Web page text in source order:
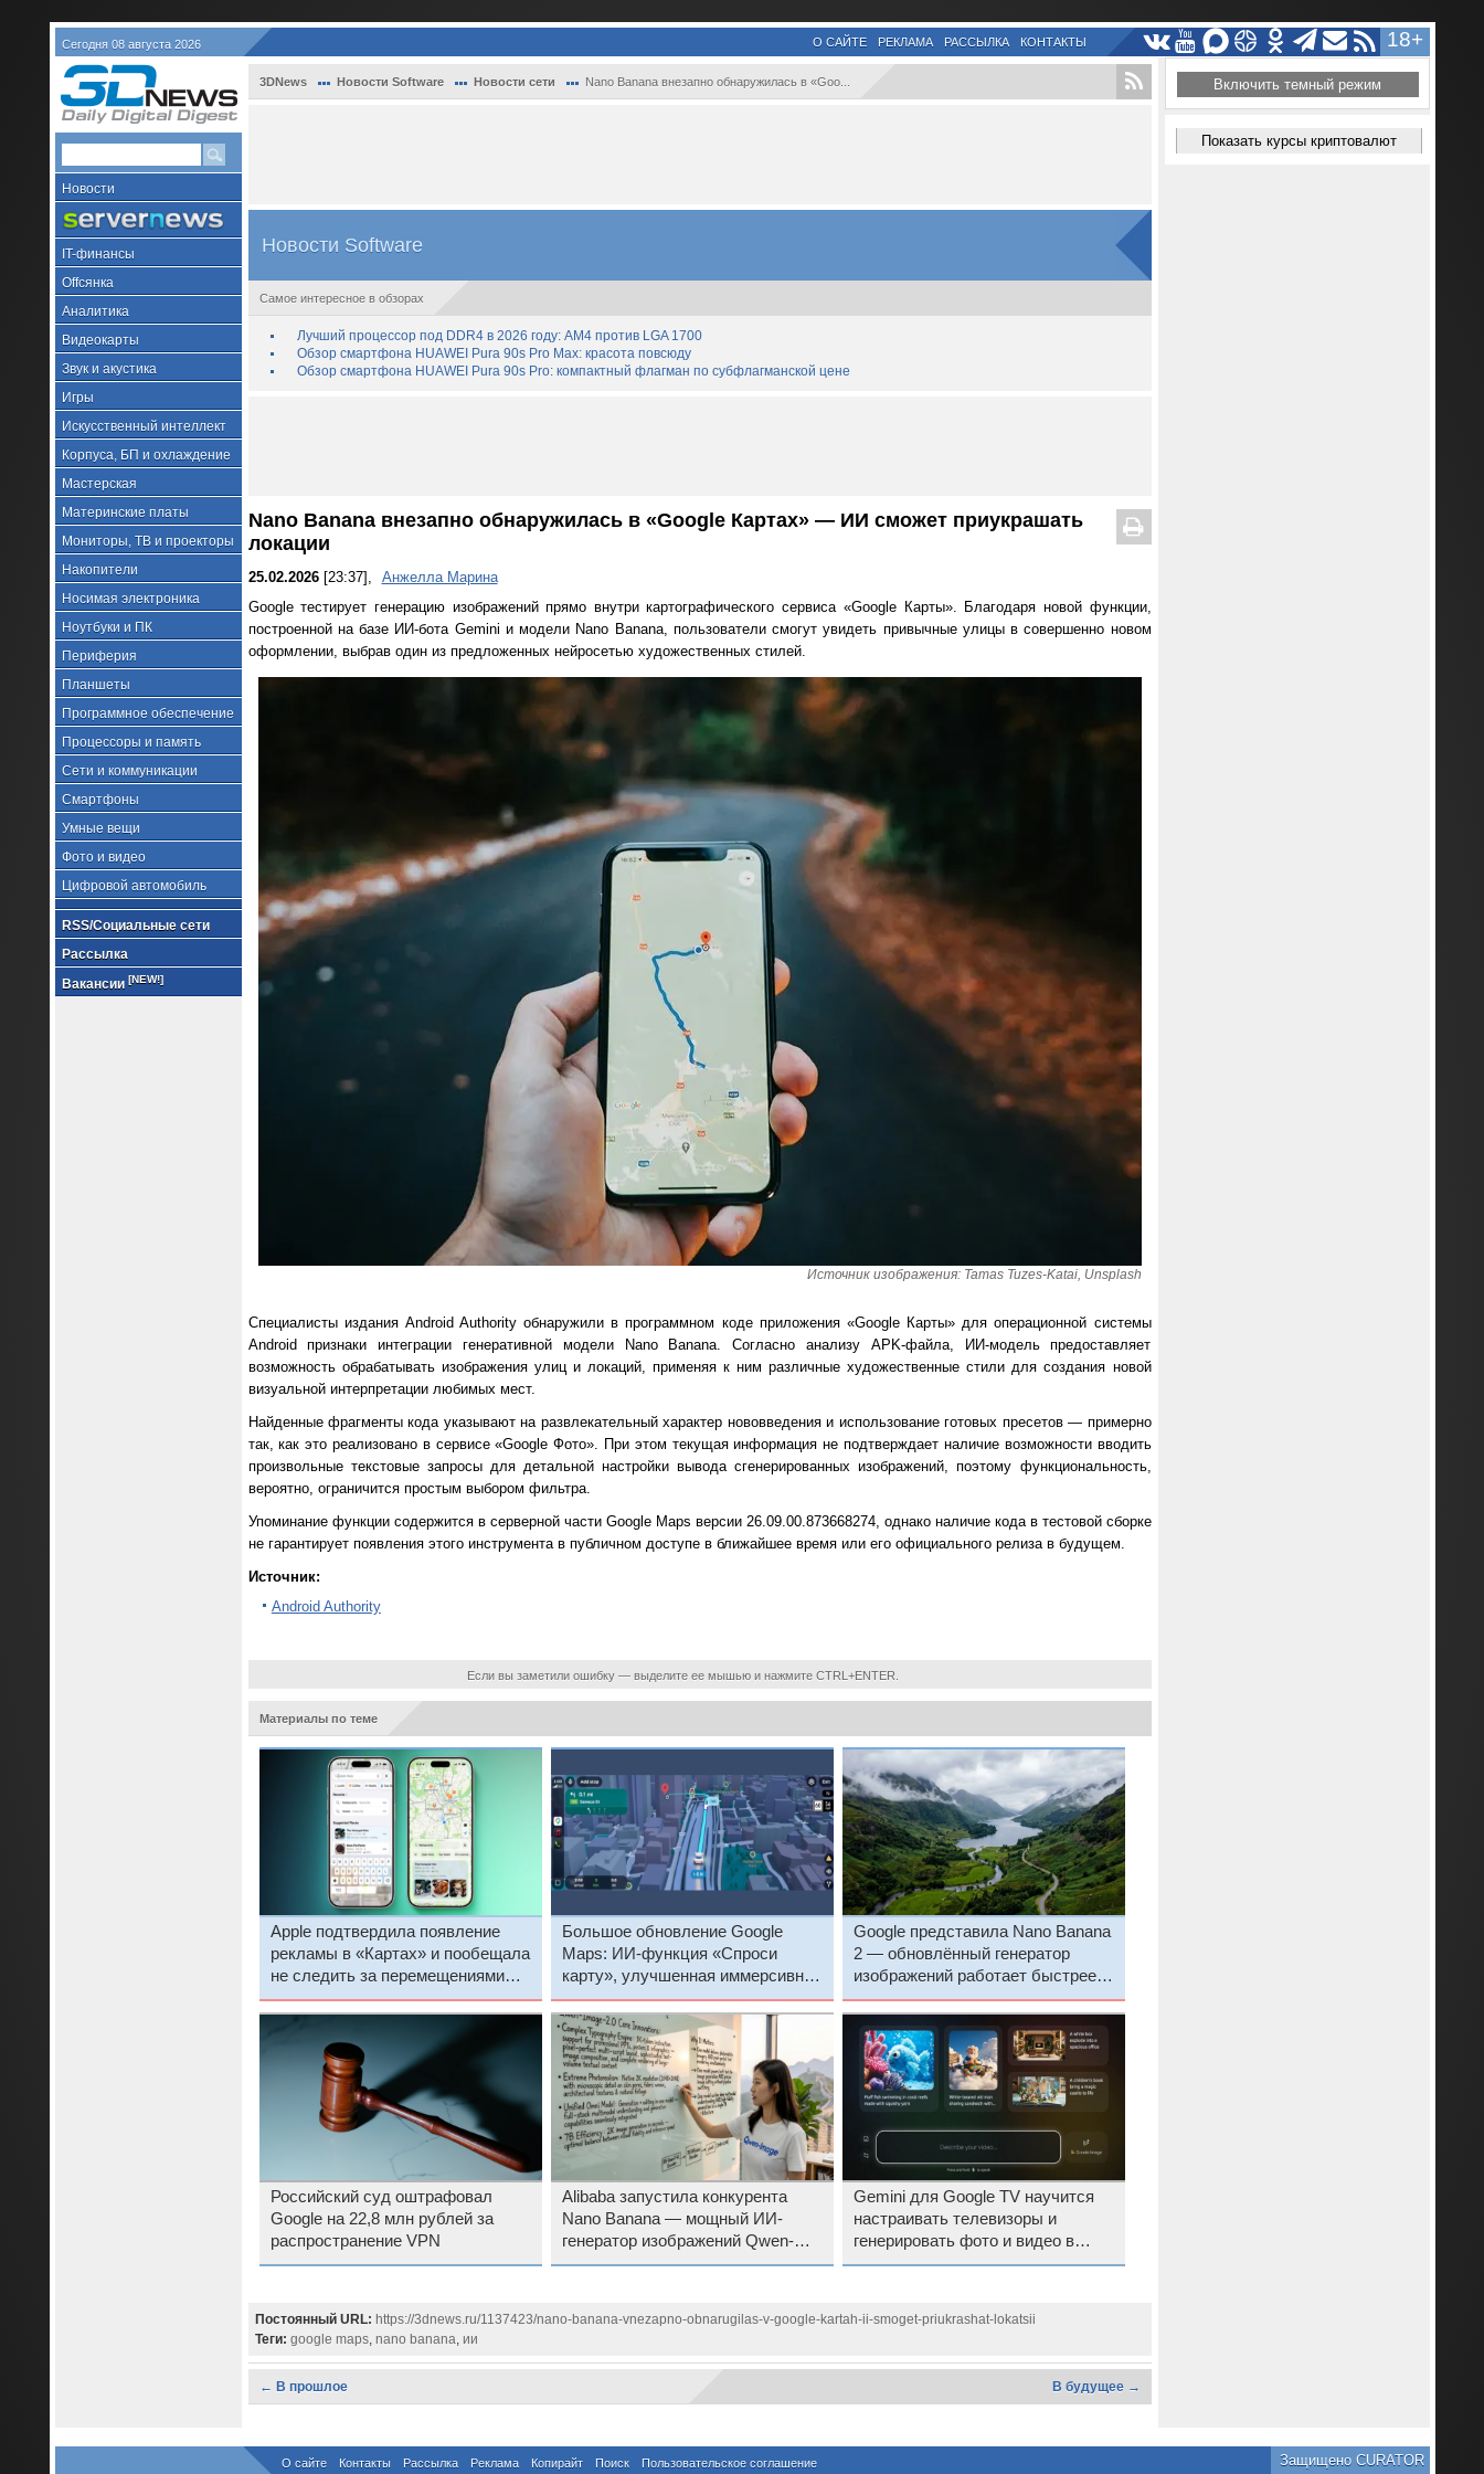
Сегодня 08 августа 2026 18+
О САЙТЕ РЕКЛАМА РАССЫЛКА КОНТАКТЫ
Новости
IT-финансы
Offсянка
Аналитика
Видеокарты
Звук и акустика
Игры
Искусственный интеллект
Корпуса, БП и охлаждение
Мастерская
Материнские платы
Мониторы, ТВ и проекторы
Накопители
Носимая электроника
Ноутбуки и ПК
Периферия
Планшеты
Программное обеспечение
Процессоры и память
Сети и коммуникации
Смартфоны
Умные вещи
Фото и видео
Цифровой автомобиль
RSS/Социальные сети
Рассылка
Вакансии [NEW!]
3DNews Новости Software Новости сети Nano Banana внезапно обнаружилась в «Goo...
Новости Software
Самое интересное в обзорах
Лучший процессор под DDR4 в 2026 году: AM4 против LGA 1700
Обзор смартфона HUAWEI Pura 90s Pro Max: красота повсюду
Обзор смартфона HUAWEI Pura 90s Pro: компактный флагман по субфлагманской цене
Nano Banana внезапно обнаружилась в «Google Картах» — ИИ сможет приукрашать
локации
25.02.2026[23:37],
Анжелла Марина
Google тестирует генерацию изображений прямо внутри картографического сервиса «Google Карты». Благодаря новой функции,
построенной на базе ИИ-бота Gemini и модели Nano Banana, пользователи смогут увидеть привычные улицы в совершенно новом
оформлении, выбрав один из предложенных нейросетью художественных стилей.
Источник изображения: Tamas Tuzes-Katai, Unsplash
Специалисты издания Android Authority обнаружили в программном коде приложения «Google Карты» для операционной системы
Android признаки интеграции генеративной модели Nano Banana. Согласно анализу APK-файла, ИИ-модель предоставляет
возможность обрабатывать изображения улиц и локаций, применяя к ним различные художественные стили для создания новой
визуальной интерпретации любимых мест.
Найденные фрагменты кода указывают на развлекательный характер нововведения и использование готовых пресетов — примерно
так, как это реализовано в сервисе «Google Фото». При этом текущая информация не подтверждает наличие возможности вводить
произвольные текстовые запросы для детальной настройки вывода сгенерированных изображений, поэтому функциональность,
вероятно, ограничится простым выбором фильтра.
Упоминание функции содержится в серверной части Google Maps версии 26.09.00.873668274, однако наличие кода в тестовой сборке
не гарантирует появления этого инструмента в публичном доступе в ближайшее время или его официального релиза в будущем.
Источник:
Android Authority
Если вы заметили ошибку — выделите ее мышью и нажмите CTRL+ENTER.
Материалы по теме
Apple подтвердила появление
рекламы в «Картах» и пообещала
не следить за перемещениями
пользователей
Большое обновление Google
Maps: ИИ-функция «Спроси
карту», улучшенная иммерсивная
навигация и другие нововведения
Google представила Nano Banana
2 — обновлённый генератор
изображений работает быстрее и
качественнее, и доступен
бесплатно
Российский суд оштрафовал
Google на 22,8 млн рублей за
распространение VPN
Alibaba запустила конкурента
Nano Banana — мощный ИИ-
генератор изображений Qwen-
Image-2.0
Gemini для Google TV научится
настраивать телевизоры и
генерировать фото и видео в
Nano Banana и Veo
Постоянный URL: https://3dnews.ru/1137423/nano-banana-vnezapno-obnarugilas-v-google-kartah-ii-smoget-priukrashat-lokatsii
Теги: google maps, nano banana, ии
← В прошлое В будущее →
Включить темный режим
Показать курсы криптовалют
О сайте Контакты Рассылка Реклама Копирайт Поиск Пользовательское соглашение Защищено CURATOR